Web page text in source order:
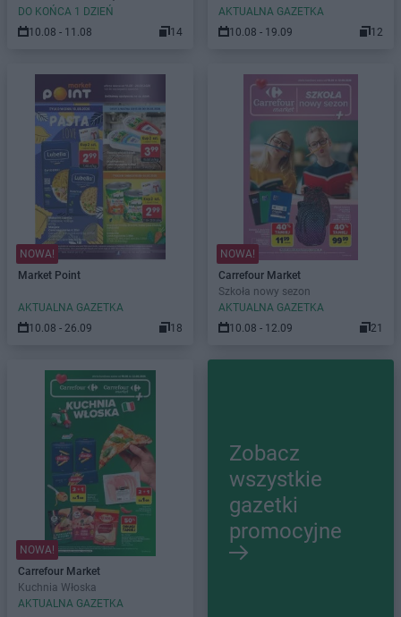
DO KOŃCA 1 DZIEŃ
10.08 - 11.08
14
AKTUALNA GAZETKA
10.08 - 19.09
12
NOWA!
Market Point
AKTUALNA GAZETKA
10.08 - 26.09
18
NOWA!
Carrefour Market
Szkoła nowy sezon
AKTUALNA GAZETKA
10.08 - 12.09
21
NOWA!
Carrefour Market
Kuchnia Włoska
AKTUALNA GAZETKA
Zobacz
wszystkie
gazetki
promocyjne